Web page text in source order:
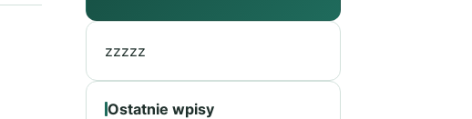
zzzzz
Ostatnie wpisy